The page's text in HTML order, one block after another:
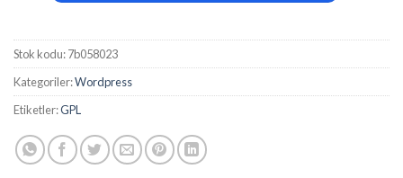
Stok kodu:7b058023
Kategoriler:Wordpress
Etiketler:GPL